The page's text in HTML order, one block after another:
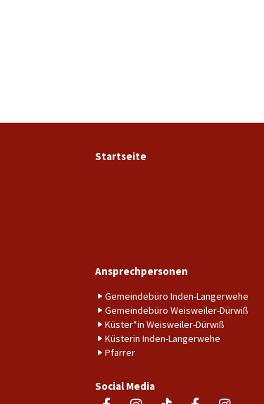
Startseite
Ansprechpersonen
Gemeindebüro Inden-Langerwehe
Gemeindebüro Weisweiler-Dürwiß
Küster*in Weisweiler-Dürwiß
Küsterin Inden-Langerwehe
Pfarrer
Social Media